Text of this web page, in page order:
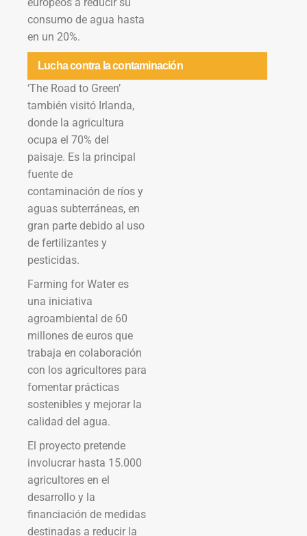
consumo de agua hasta
en un 20%.
Lucha contra la contaminación
‘The Road to Green’
también visitó Irlanda,
donde la agricultura
ocupa el 70% del
paisaje. Es la principal
fuente de
contaminación de ríos y
aguas subterráneas, en
gran parte debido al uso
de fertilizantes y
pesticidas.
Farming for Water es
una iniciativa
agroambiental de 60
millones de euros que
trabaja en colaboración
con los agricultores para
fomentar prácticas
sostenibles y mejorar la
calidad del agua.
El proyecto pretende
involucrar hasta 15.000
agricultores en el
desarrollo y la
financiación de medidas
destinadas a reducir la